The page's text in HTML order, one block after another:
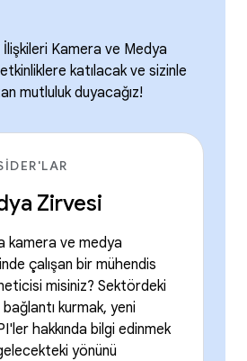
Kamera ve Medya
katılacak ve sizinle
mutluluk duyacağız!
Zirvesi
kamera ve medya
çalışan bir mühendis
misiniz? Sektördeki
kurmak, yeni
hakkında bilgi edinmek
yönünü